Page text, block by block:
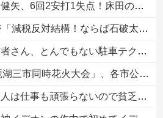
1失点！床田の代役先発で快投し鯉党に絶賛される！
ならば石破太郎と河野茂は離党してケジメをつけろ」
テクニックを見せつけてネット民をドン引きさせるｗｗｗｗｗｗ他
「そんな花火大会は存在しない」→ 高価チケットを購入した人達がSNS阿鼻叫喚
仕事も頑張らないので貧乏人多い」